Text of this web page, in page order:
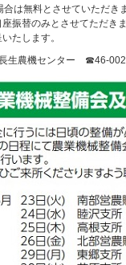
は無料とさせていただきま
振替のみとさせてただきま
たします。
長生農機センター ☎46-